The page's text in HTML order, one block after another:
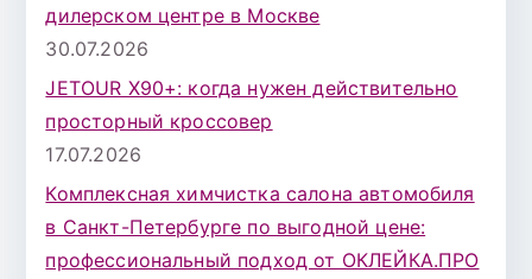
дилерском центре в Москве
30.07.2026
JETOUR X90+: когда нужен действительно
просторный кроссовер
17.07.2026
Комплексная химчистка салона автомобиля
в Санкт-Петербурге по выгодной цене:
профессиональный подход от ОКЛЕЙКА.ПРО